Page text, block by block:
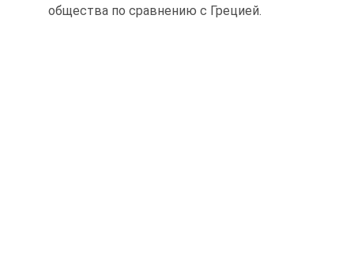
общества по сравнению с Грецией.